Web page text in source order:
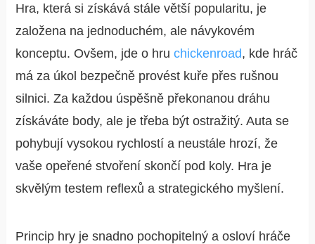
Hra, která si získává stále větší popularitu, je
založena na jednoduchém, ale návykovém
konceptu. Ovšem, jde o hruchickenroad, kde hráč
má za úkol bezpečně provést kuře přes rušnou
silnici. Za každou úspěšně překonanou dráhu
získáváte body, ale je třeba být ostražitý. Auta se
pohybují vysokou rychlostí a neustále hrozí, že
vaše opeřené stvoření skončí pod koly. Hra je
skvělým testem reflexů a strategického myšlení.
Princip hry je snadno pochopitelný a osloví hráče